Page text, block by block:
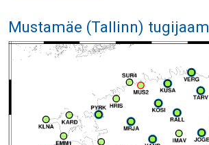
Mustamäe (Tallinn) tugijaam